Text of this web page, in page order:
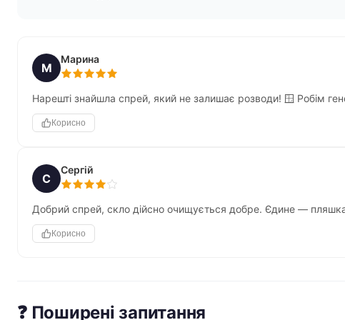
М
Марина
Нарешті знайшла спрей, який не залишає розводи! 🪟 Робім
Корисно
С
Сергій
Добрий спрей, скло дійсно очищується добре. Єдине —
Корисно
❓ Поширені запитання